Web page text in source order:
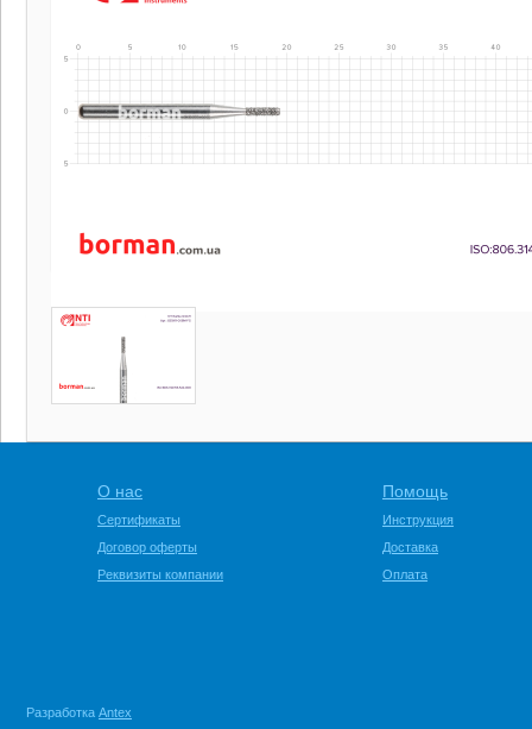
О нас
Сертификаты
Договор оферты
Реквизиты компании
Помощь
Инструкция
Доставка
Оплата
Разработка Antex